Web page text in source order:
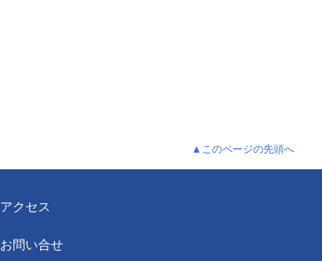
▲このページの先頭へ
アクセス
お問い合せ